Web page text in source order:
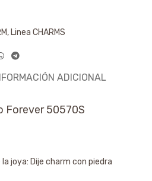
, Linea CHARMS
ADICIONAL
Forever 50570S
joya: Dije charm con piedra